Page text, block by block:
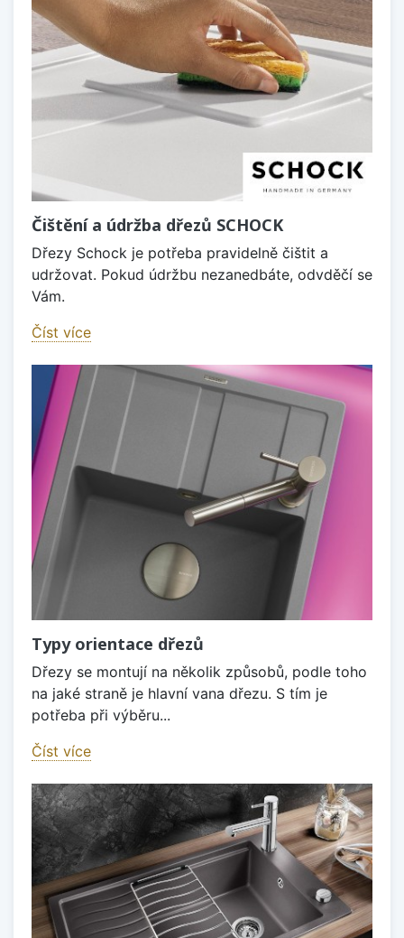
Čištění a údržba dřezů SCHOCK
Dřezy Schock je potřeba pravidelně čištit a
udržovat. Pokud údržbu nezanedbáte, odvděčí se
Vám.
Číst více
Typy orientace dřezů
Dřezy se montují na několik způsobů, podle toho
na jaké straně je hlavní vana dřezu. S tím je
potřeba při výběru...
Číst více